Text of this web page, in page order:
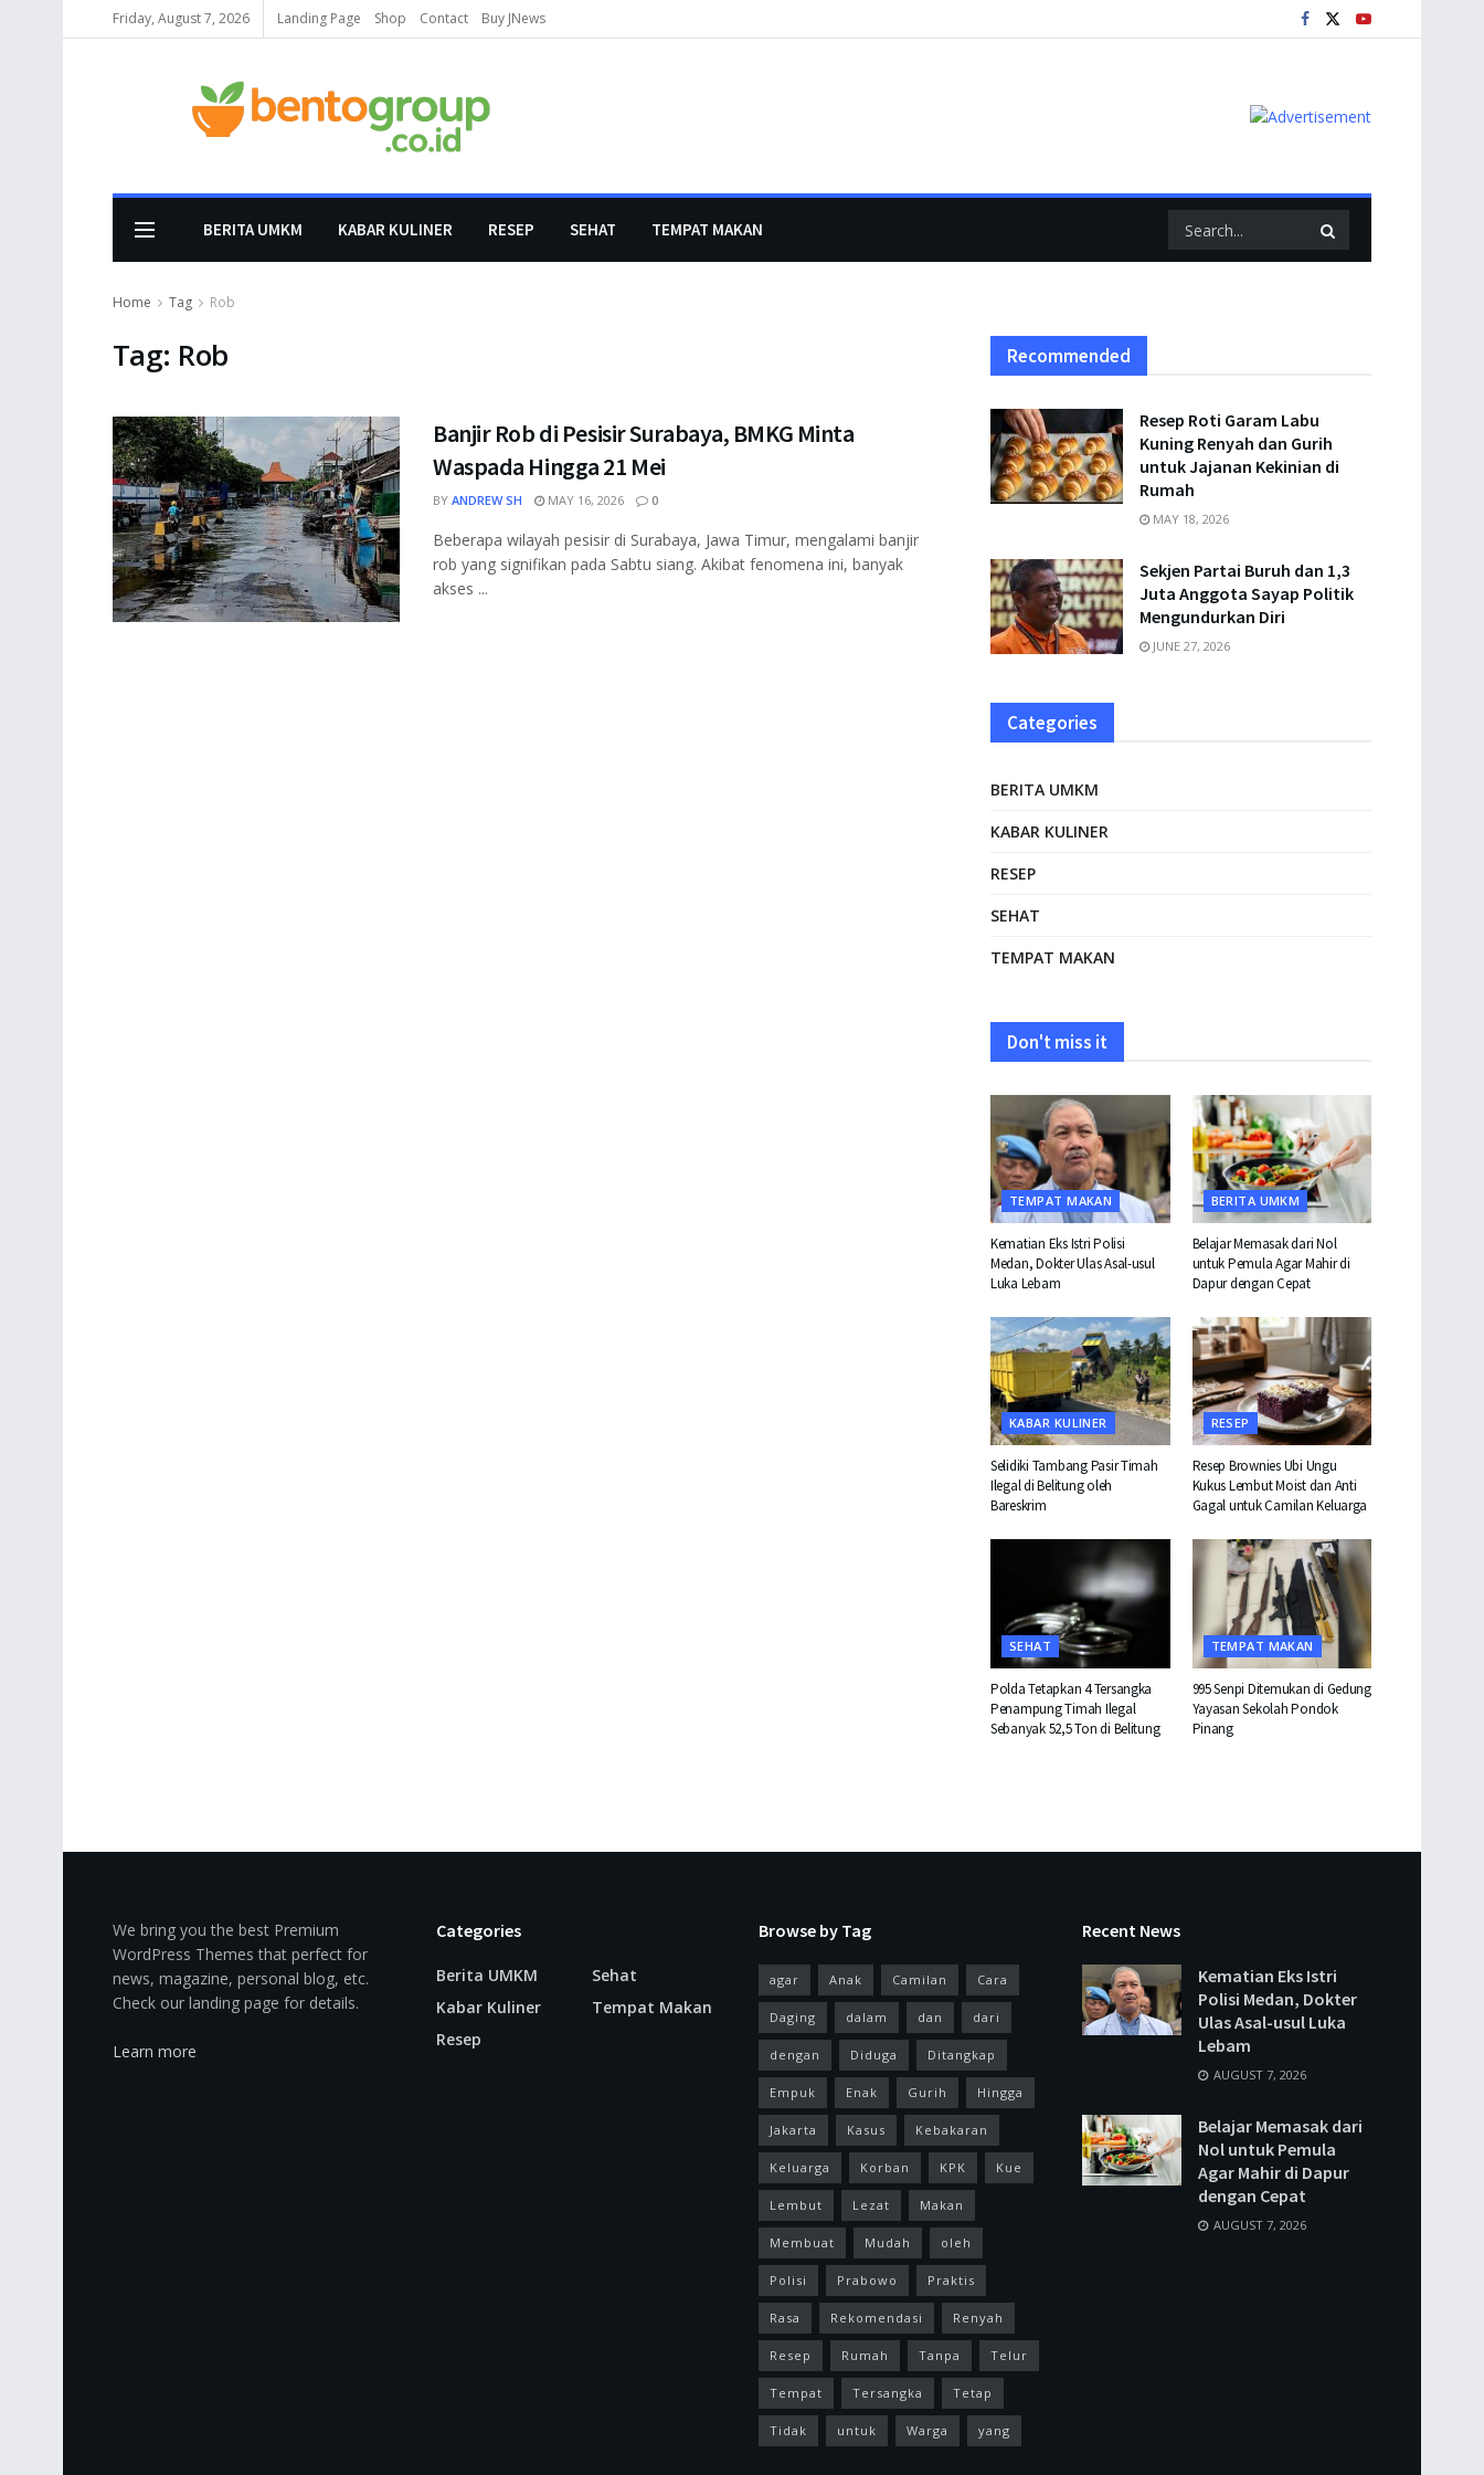
Friday, August 7, 2026 Landing Page Shop Contact Buy JNews
BERITA UMKM KABAR KULINER RESEP SEHAT TEMPAT MAKAN
Home Tag Rob
Tag: Rob
Banjir Rob di Pesisir Surabaya, BMKG Minta
Waspada Hingga 21 Mei
BY ANDREW SH MAY 16, 2026 0
Beberapa wilayah pesisir di Surabaya, Jawa Timur, mengalami banjir
rob yang signifikan pada Sabtu siang. Akibat fenomena ini, banyak
akses ...
Recommended
Resep Roti Garam Labu
Kuning Renyah dan Gurih
untuk Jajanan Kekinian di
Rumah
MAY 18, 2026
Sekjen Partai Buruh dan 1,3
Juta Anggota Sayap Politik
Mengundurkan Diri
JUNE 27, 2026
Categories
BERITA UMKM
KABAR KULINER
RESEP
SEHAT
TEMPAT MAKAN
Don't miss it
TEMPAT MAKAN
Kematian Eks Istri Polisi
Medan, Dokter Ulas Asal-usul
Luka Lebam
BERITA UMKM
Belajar Memasak dari Nol
untuk Pemula Agar Mahir di
Dapur dengan Cepat
KABAR KULINER
Selidiki Tambang Pasir Timah
Ilegal di Belitung oleh
Bareskrim
RESEP
Resep Brownies Ubi Ungu
Kukus Lembut Moist dan Anti
Gagal untuk Camilan Keluarga
SEHAT
Polda Tetapkan 4 Tersangka
Penampung Timah Ilegal
Sebanyak 52,5 Ton di Belitung
TEMPAT MAKAN
995 Senpi Ditemukan di Gedung
Yayasan Sekolah Pondok
Pinang
We bring you the best Premium
WordPress Themes that perfect for
news, magazine, personal blog, etc.
Check our landing page for details.
Learn more
Categories
Berita UMKM
Kabar Kuliner
Resep
Sehat
Tempat Makan
Browse by Tag
agar Anak Camilan Cara
Daging dalam dan dari
dengan Diduga Ditangkap
Empuk Enak Gurih Hingga
Jakarta Kasus Kebakaran
Keluarga Korban KPK Kue
Lembut Lezat Makan
Membuat Mudah oleh
Polisi Prabowo Praktis
Rasa Rekomendasi Renyah
Resep Rumah Tanpa Telur
Tempat Tersangka Tetap
Tidak untuk Warga yang
Recent News
Kematian Eks Istri
Polisi Medan, Dokter
Ulas Asal-usul Luka
Lebam
AUGUST 7, 2026
Belajar Memasak dari
Nol untuk Pemula
Agar Mahir di Dapur
dengan Cepat
AUGUST 7, 2026